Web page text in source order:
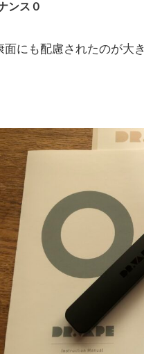
ンス０
面にも配慮されたのが大